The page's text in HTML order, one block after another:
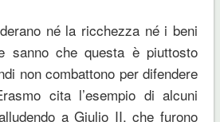
né la ricchezza né i beni
sanno che questa è piuttosto
non combattono per difendere
cita l’esempio di alcuni
a Giulio II, che furono